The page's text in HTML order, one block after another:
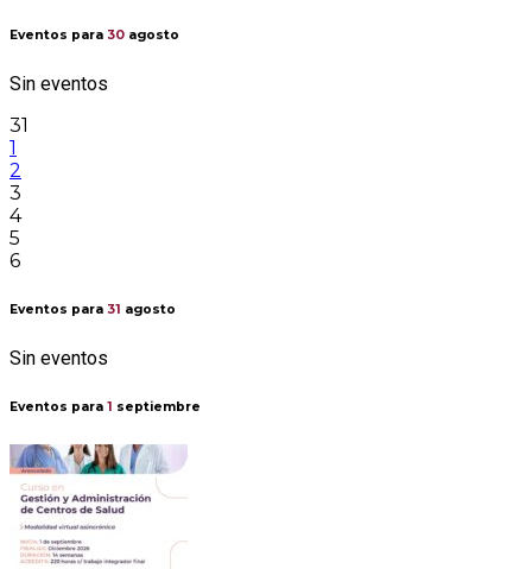
Eventos para 30 agosto
Sin eventos
31
1
2
3
4
5
6
Eventos para 31 agosto
Sin eventos
Eventos para 1 septiembre